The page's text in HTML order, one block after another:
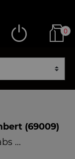
0
(69009)
...